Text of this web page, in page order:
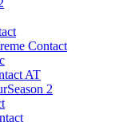
Contact
AT
2